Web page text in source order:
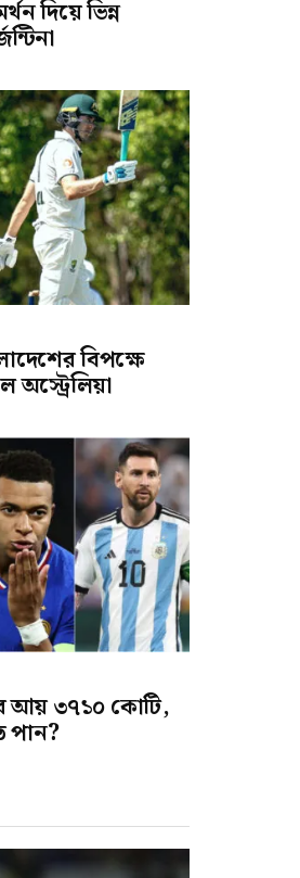
দিয়ে ভিন্ন
বিপক্ষে
অস্ট্রেলিয়া
আয় ৩৭১০ কোটি,
পান?